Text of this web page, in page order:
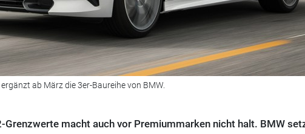
ab März die 3er-Baureihe von BMW.
Grenzwerte macht auch vor Premiummarken nicht halt. BMW